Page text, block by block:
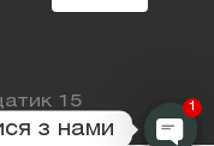
15
98з нами
1